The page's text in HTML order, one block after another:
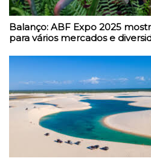
Balanço: ABF Expo 2025
para vários mercados e